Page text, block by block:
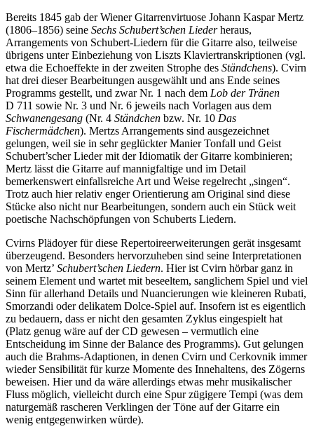
Bereits 1845 gab der Wiener Gitarrenvirtuose Johann Kaspar Mertz
(1806–1856) seine Sechs Schubert’schen Liederheraus,
Arrangements von Schubert-Liedern für die Gitarre also, teilweise
übrigens unter Einbeziehung von Liszts Klaviertranskriptionen (vgl.
etwa die Echoeffekte in der zweiten Strophe des Ständchens). Cvirn
hat drei dieser Bearbeitungen ausgewählt und ans Ende seines
Programms gestellt, und zwar Nr. 1 nach dem Lob der Tränen
D 711 sowie Nr. 3 und Nr. 6 jeweils nach Vorlagen aus dem
Schwanengesang (Nr. 4 Ständchen bzw. Nr. 10 Das
Fischermädchen). Mertzs Arrangements sind ausgezeichnet
gelungen, weil sie in sehr geglückter Manier Tonfall und Geist
Schubert’scher Lieder mit der Idiomatik der Gitarre kombinieren;
Mertz lässt die Gitarre auf mannigfaltige und im Detail
bemerkenswert einfallsreiche Art und Weise regelrecht „singen“.
Trotz auch hier relativ enger Orientierung am Original sind diese
Stücke also nicht nur Bearbeitungen, sondern auch ein Stück weit
poetische Nachschöpfungen von Schuberts Liedern.
Cvirns Plädoyer für diese Repertoireerweiterungen gerät insgesamt
überzeugend. Besonders hervorzuheben sind seine Interpretationen
von Mertz’ Schubert’schen Liedern. Hier ist Cvirn hörbar ganz in
seinem Element und wartet mit beseeltem, sanglichem Spiel und viel
Sinn für allerhand Details und Nuancierungen wie kleineren Rubati,
Smorzandi oder delikatem Dolce-Spiel auf. Insofern ist es eigentlich
zu bedauern, dass er nicht den gesamten Zyklus eingespielt hat
(Platz genug wäre auf der CD gewesen – vermutlich eine
Entscheidung im Sinne der Balance des Programms). Gut gelungen
auch die Brahms-Adaptionen, in denen Cvirn und Cerkovnik immer
wieder Sensibilität für kurze Momente des Innehaltens, des Zögerns
beweisen. Hier und da wäre allerdings etwas mehr musikalischer
Fluss möglich, vielleicht durch eine Spur zügigere Tempi (was dem
naturgemäß rascheren Verklingen der Töne auf der Gitarre ein
wenig entgegenwirken würde).